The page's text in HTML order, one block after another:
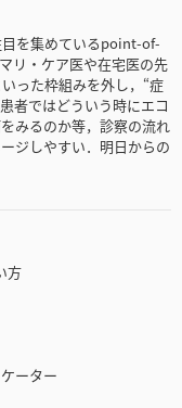
目を集めているpoint-of-
リ・ケア医や在宅医の先
った枠組みを外し，“症
者ではどういう時にエコ
みるのか等，診察の流れ
ジしやすい．明日からの
方
ーター